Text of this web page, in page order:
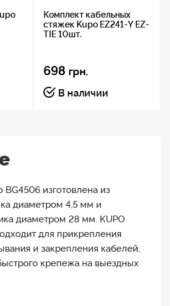
Комплект кабельных
стяжек Kupo EZ241-Y EZ-
TIE 10шт.
698 грн.
В наличии
изготовлена из
диаметром 4,5 мм и
диаметром 28 мм. KUPO
для прикрепления
и закрепления кабелей,
крепежа на выездных